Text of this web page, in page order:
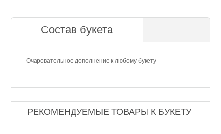
Состав букета
Очаровательное дополнение к любому букету
РЕКОМЕНДУЕМЫЕ ТОВАРЫ К БУКЕТУ